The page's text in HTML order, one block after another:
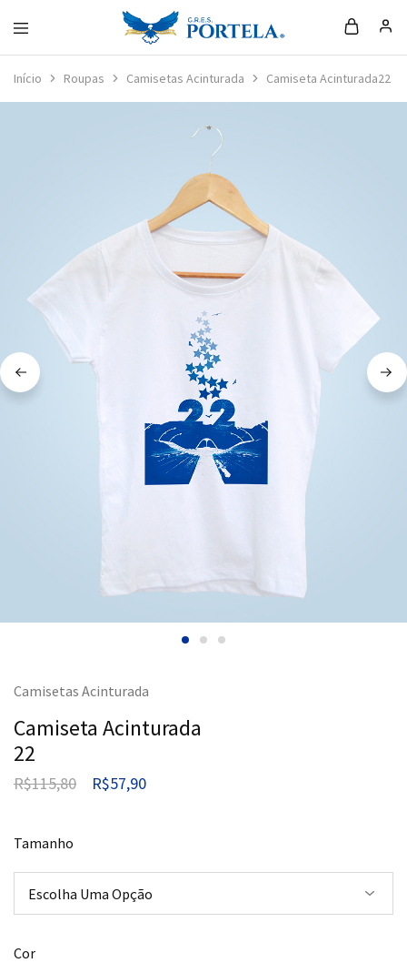
Loja
Portela
Início Roupas Camisetas Acinturada Camiseta Acinturada22
Camisetas Acinturada
Camiseta Acinturada
22
R$115,80 R$57,90
Tamanho
Cor